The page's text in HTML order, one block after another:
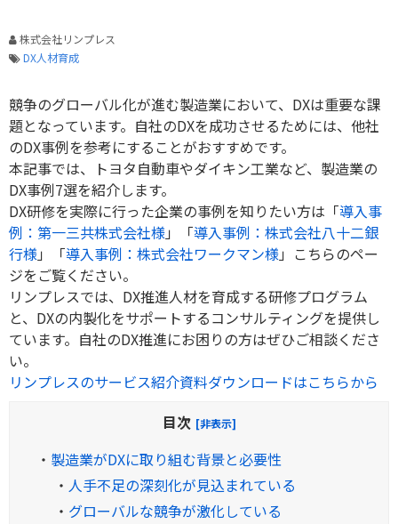
株式会社リンプレス
DX人材育成
競争のグローバル化が進む製造業において、 DXは重要な課
題となっています。自社のDXを成功させるためには、他社
のDX事例を参考にすることがおすすめです。
本記事では、トヨタ自動車やダイキン工業など、製造業の
DX事例7選を紹介します。
DX研修を実際に行った企業の事例を知りたい方は「導入事
例：第一三共株式会社様」「導入事例：株式会社八十二銀
行様」「導入事例：株式会社ワークマン様」こちらのペー
ジをご覧ください。
リンプレスでは、DX推進人材を育成する研修プログラム
と、DXの内製化をサポートするコンサルティングを提供し
ています。自社のDX推進にお困りの方はぜひご相談くださ
い。
リンプレスのサービス紹介資料ダウンロードはこちらから
目次 [非表示]
・ 製造業がDXに取り組む背景と必要性
・ 人手不足の深刻化が見込まれている
・ グローバルな競争が激化している